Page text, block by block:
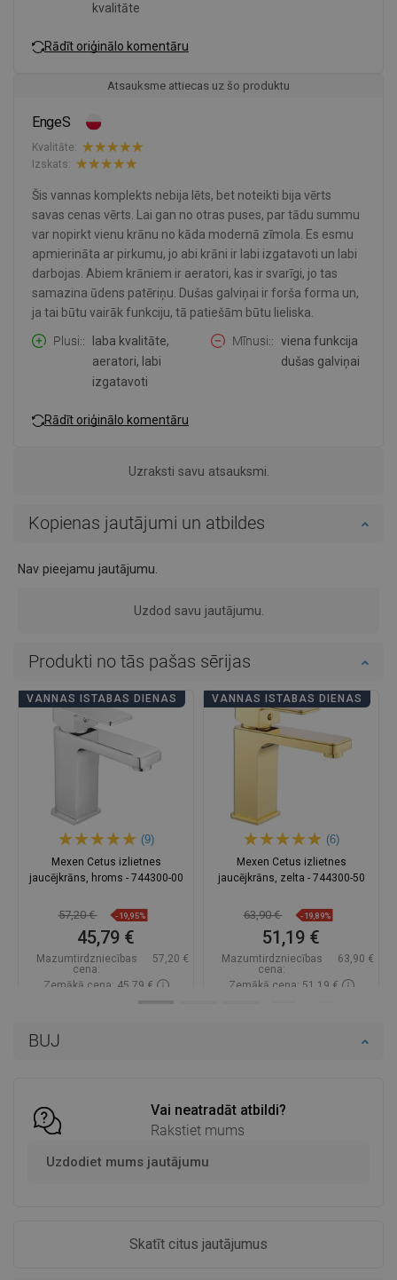
BUJ
Vai neatradāt atbildi?
Rakstiet mums
Uzdodiet mums jautājumu
Skatīt citus jautājumus
kvalitāte
Rādīt oriģinālo komentāru
Atsauksme attiecas uz šo produktu
EngeS
Kvalitāte:
Izskats:
Šis vannas komplekts nebija lēts, bet noteikti bija vērts
savas cenas vērts. Lai gan no otras puses, par tādu summu
var nopirkt vienu krānu no kāda modernā zīmola. Es esmu
apmierināta ar pirkumu, jo abi krāni ir labi izgatavoti un labi
darbojas. Abiem krāniem ir aeratori, kas ir svarīgi, jo tas
samazina ūdens patēriņu. Dušas galviņai ir forša forma un,
ja tai būtu vairāk funkciju, tā patiešām būtu lieliska.
Plusi:
laba kvalitāte,
aeratori, labi
izgatavoti
Mīnusi:
viena funkcija
dušas galviņai
Rādīt oriģinālo komentāru
Uzraksti savu atsauksmi.
Kopienas jautājumi un atbildes
Nav pieejamu jautājumu.
Uzdod savu jautājumu.
Produkti no tās pašas sērijas
VANNAS ISTABAS DIENAS
(9)
Mexen Cetus izlietnes
jaucējkrāns, hroms - 744300-00
57,20 € -19,95%
45,79 €
Mazumtirdzniecības
cena:
57,20 €
Zemākā cena: 45,79 €
VANNAS ISTABAS DIENAS
(6)
Mexen Cetus izlietnes
jaucējkrāns, zelta - 744300-50
63,90 € -19,89%
51,19 €
Mazumtirdzniecības
cena:
63,90 €
Zemākā cena: 51,19 €